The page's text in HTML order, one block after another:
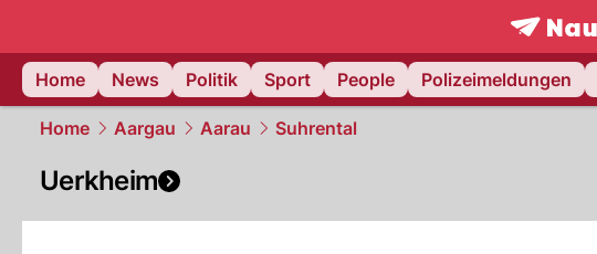
frontpage.
Home
News Politik Sport People Polizeimeldungen
Home Aargau Aarau Suhrental
Uerkheim